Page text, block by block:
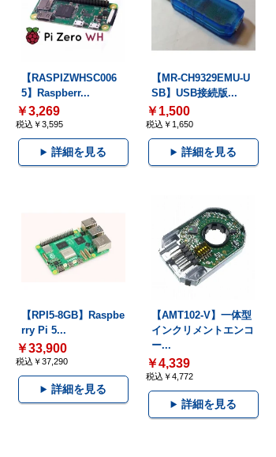
【RASPIZWHSC006
5】Raspberr...
￥3,269
税込￥3,595
詳細を見る
【MR-CH9329EMU-U
SB】USB接続版...
￥1,500
税込￥1,650
詳細を見る
【RPI5-8GB】Raspbe
rry Pi 5...
￥33,900
税込￥37,290
詳細を見る
【AMT102-V】一体型
インクリメントエンコ
ー...
￥4,339
税込￥4,772
詳細を見る